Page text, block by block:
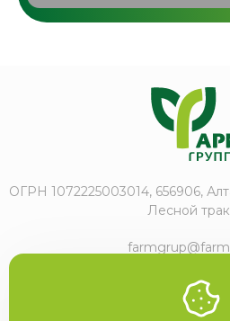
ОГРН 1072225003014, 656906,
Лесной
+7 (3852)